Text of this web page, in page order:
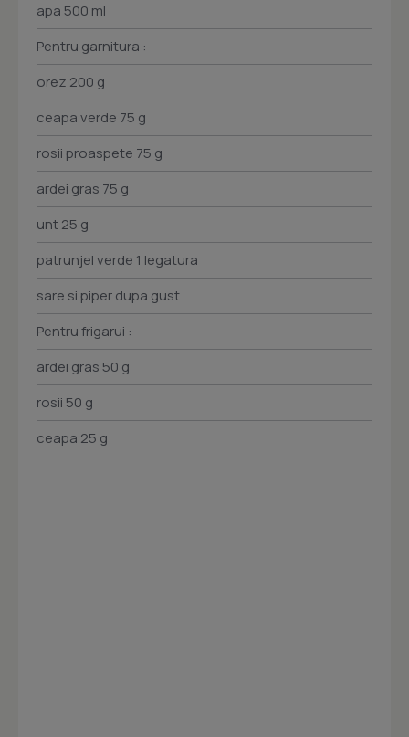
apa 500 ml
Pentru garnitura :
orez 200 g
ceapa verde 75 g
rosii proaspete 75 g
ardei gras 75 g
unt 25 g
patrunjel verde 1 legatura
sare si piper dupa gust
Pentru frigarui :
ardei gras 50 g
rosii 50 g
ceapa 25 g